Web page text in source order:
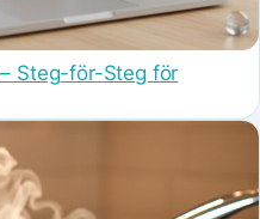
Steg-för-Steg för